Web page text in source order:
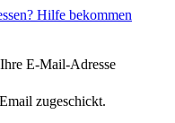
Hilfe bekommen
Ihre E-Mail-Adresse
zugeschickt.